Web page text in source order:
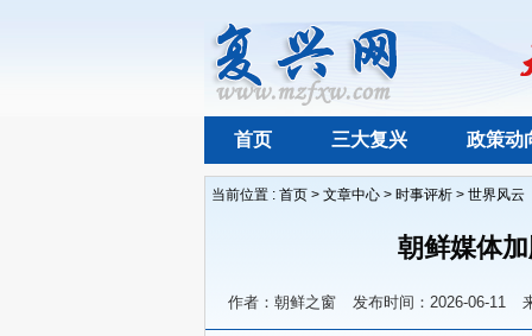
首页 三大复兴 政策动
当前位置 : 首页 > 文章中心 > 时事评析 > 世界风云
朝鲜媒体
作者：朝鲜之窗 发布时间：2026-06-11